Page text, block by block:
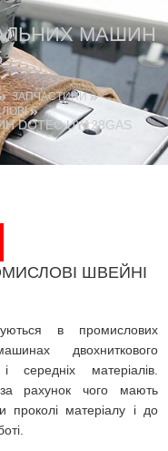
МАШИН
ЗАПЧАСТИНИ
UY128GAS
ШВЕЙНІ
в промислових
двохниткового
матеріалів.
за рахунок чого мають
проколі матеріалу і до